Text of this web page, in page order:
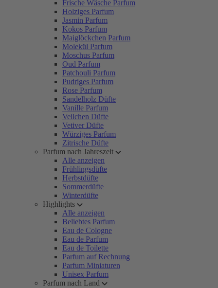
Frische Wäsche Parfum
Holziges Parfum
Jasmin Parfum
Kokos Parfum
Maiglöckchen Parfum
Molekül Parfum
Moschus Parfum
Oud Parfum
Patchouli Parfum
Pudriges Parfum
Rose Parfum
Sandelholz Düfte
Vanille Parfum
Veilchen Düfte
Vetiver Düfte
Würziges Parfum
Zitrische Düfte
Parfum nach Jahreszeit
Alle anzeigen
Frühlingsdüfte
Herbstdüfte
Sommerdüfte
Winterdüfte
Highlights
Alle anzeigen
Beliebtes Parfum
Eau de Cologne
Eau de Parfum
Eau de Toilette
Parfum auf Rechnung
Parfum Miniaturen
Unisex Parfum
Parfum nach Land